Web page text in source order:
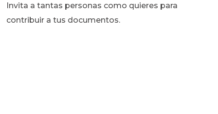
Invita a tantas personas como quieres para
contribuir a tus documentos.